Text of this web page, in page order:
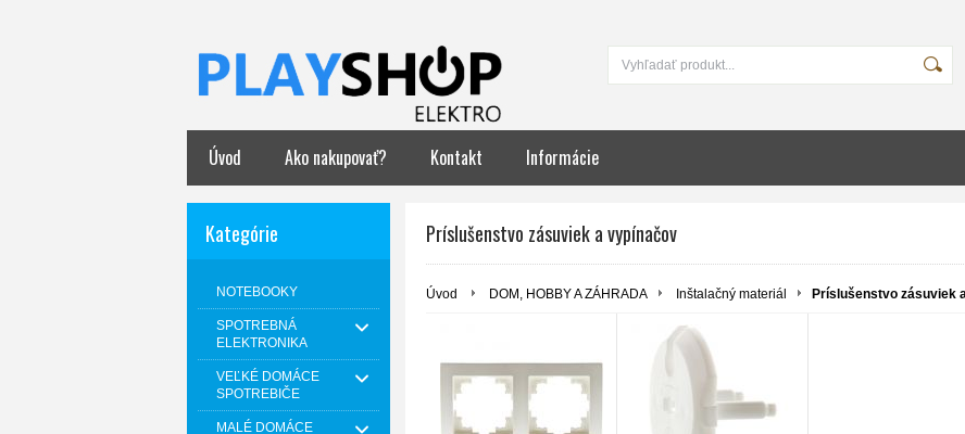
Úvod Ako nakupovať? Kontakt Informácie
Kategórie
NOTEBOOKY
SPOTREBNÁ
ELEKTRONIKA
VEĽKÉ DOMÁCE
SPOTREBIČE
MALÉ DOMÁCE
Príslušenstvo zásuviek a vypínačov
Úvod DOM, HOBBY A ZÁHRADA Inštalačný materiál Príslušenstvo zásuviek